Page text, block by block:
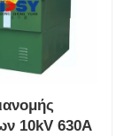
10kV 630A